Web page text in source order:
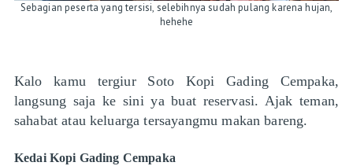
Sebagian peserta yang tersisi, selebihnya sudah pulang karena hujan,
hehehe
Kalo kamu tergiur Soto Kopi Gading Cempaka,
langsung saja ke sini ya buat reservasi. Ajak teman,
sahabat atau keluarga tersayangmu makan bareng.
Kedai Kopi Gading Cempaka